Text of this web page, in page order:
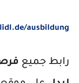
ausbildung
رابط جميع